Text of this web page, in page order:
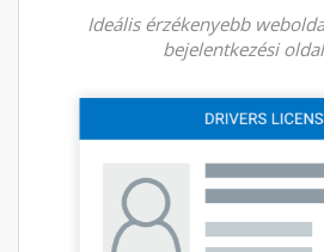
Ideális érzékenyebb
bejelentkezési